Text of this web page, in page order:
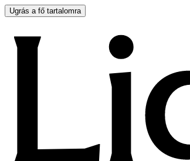
Ugrás a fő tartalomra